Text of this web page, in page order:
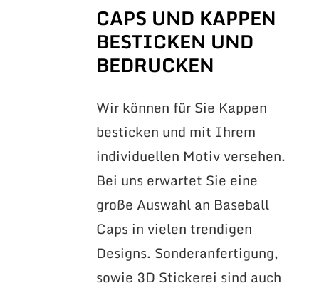
CAPS UND KAPPEN
BESTICKEN UND
BEDRUCKEN
Wir können für Sie Kappen
besticken und mit Ihrem
individuellen Motiv versehen.
Bei uns erwartet Sie eine
große Auswahl an Baseball
Caps in vielen trendigen
Designs. Sonderanfertigung,
sowie 3D Stickerei sind auch